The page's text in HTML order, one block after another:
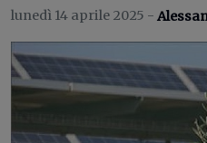
lunedì 14 aprile 2025 -